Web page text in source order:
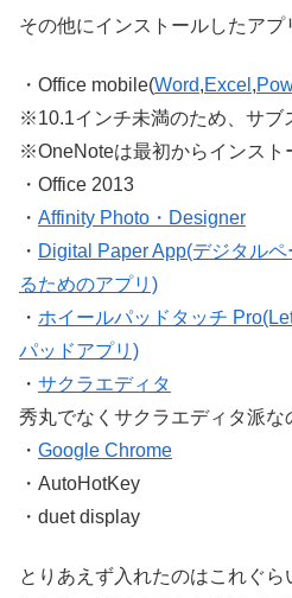
その他にインストールしたアプ
・Office mobile(Word,Excel ,
※10.1インチ未満のため、サブ
※OneNoteは最初からインスト
・Office 2013
・ Affinity Photo・Designer
・ Digital Paper App(デジタル
るためのアプリ)
・ ホイールパッドタッチ
パッドアプリ)
・ サクラエディタ
秀丸でなくサクラエディタ派
・ Google Chrome
・AutoHotKey
・duet display
とりあえず入れたのはこれぐら